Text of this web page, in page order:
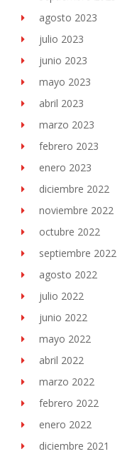
agosto 2023
julio 2023
junio 2023
mayo 2023
abril 2023
marzo 2023
febrero 2023
enero 2023
diciembre 2022
noviembre 2022
octubre 2022
septiembre 2022
agosto 2022
julio 2022
junio 2022
mayo 2022
abril 2022
marzo 2022
febrero 2022
enero 2022
diciembre 2021